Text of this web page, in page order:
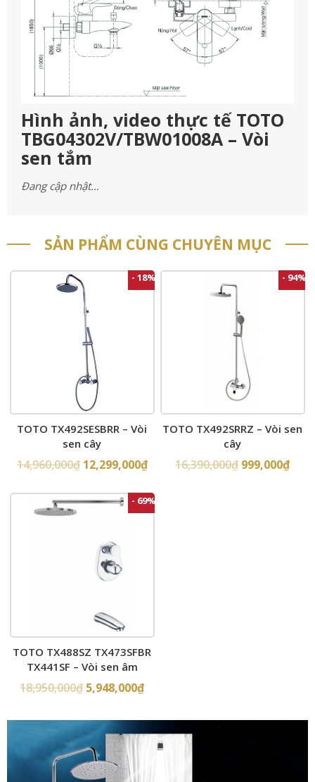
Hình ảnh, video thực tế TOTO
TBG04302V/TBW01008A – Vòi
sen tắm
Đang cập nhật…
SẢN PHẨM CÙNG CHUYÊN MỤC
- 18%
TOTO TX492SESBRR – Vòi
sen cây
14,960,000₫ 12,299,000₫
- 94%
TOTO TX492SRRZ – Vòi sen
cây
16,390,000₫ 999,000₫
- 69%
TOTO TX488SZ TX473SFBR
TX441SF – Vòi sen âm
tường
18,950,000₫ 5,948,000₫